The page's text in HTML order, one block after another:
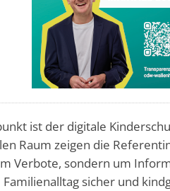
ist der digitale
Raum zeigen die
Verbote, sondern um
sicher und